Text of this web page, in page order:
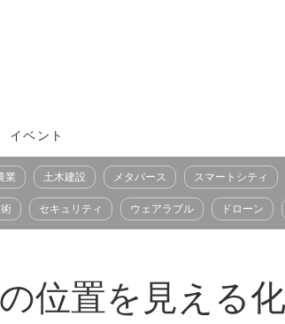
イベント
業 土木建設 メタバース スマートシティ
セキュリティ ウェアラブル ドローン
位置を見える